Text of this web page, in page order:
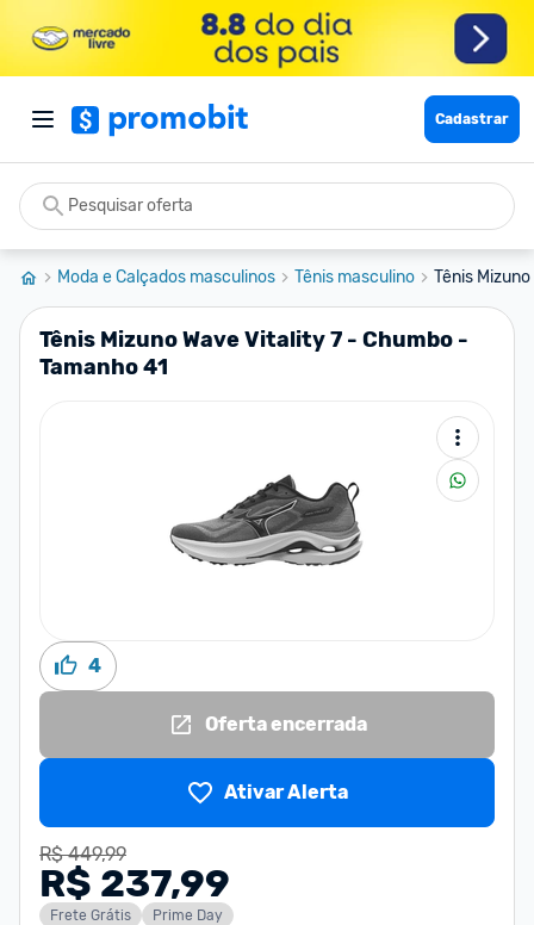
Cadastrar
Moda e Calçados masculinos Tênis masculino Tênis
Tênis Mizuno Wave Vitality 7 - Chumbo -
Tamanho 41
4
Oferta encerrada
Ativar Alerta
R$ 449,99
R$ 237,99
Frete Grátis Prime Day